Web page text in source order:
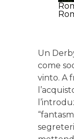
Un
come
vinto. A